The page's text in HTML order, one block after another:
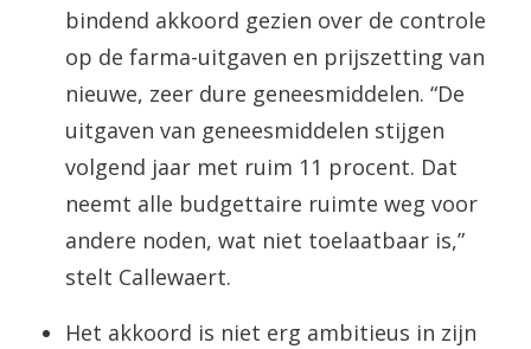
bindend akkoord gezien over de controle
op de farma-uitgaven en prijszetting van
nieuwe, zeer dure geneesmiddelen. “De
uitgaven van geneesmiddelen stijgen
volgend jaar met ruim 11 procent. Dat
neemt alle budgettaire ruimte weg voor
andere noden, wat niet toelaatbaar is,”
stelt Callewaert.
Het akkoord is niet erg ambitieus in zijn